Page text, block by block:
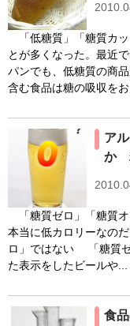
「低糖質」「糖質カッ
とが多くなった。最近
パンでも、低糖質の商
含む食品は糖の吸収を
ア
か
「糖質ゼロ」「糖質
本当に低カロリーなの
ロ」ではない 「糖質
た表示をしたビールや...
食